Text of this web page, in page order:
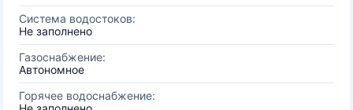
Система водостоков:
Не заполнено
Газоснабжение:
Автономное
Горячее водоснабжение: